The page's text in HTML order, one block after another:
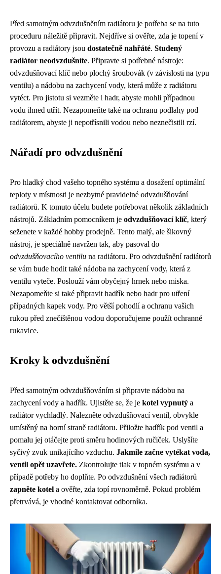
Před samotným odvzdušněním radiátoru je potřeba se na tuto
proceduru náležitě připravit. Nejdříve si ověřte, zda je topení v
provozu a radiátory jsou dostatečně nahřáté. Studený
radiátor neodvzdušníte. Připravte si potřebné nástroje:
odvzdušňovací klíč nebo plochý šroubovák (v závislosti na typu
ventilu) a nádobu na zachycení vody, která může z radiátoru
vytéct. Pro jistotu si vezměte i hadr, abyste mohli případnou
vodu ihned utřít. Nezapomeňte také na ochranu podlahy pod
radiátorem, abyste ji nepotřísnili vodou nebo neznečistili rzí.
Nářadí pro odvzdušnění
Pro hladký chod vašeho topného systému a dosažení optimální
teploty v místnosti je nezbytné pravidelné odvzdušňování
radiátorů. K tomuto účelu budete potřebovat několik základních
nástrojů. Základním pomocníkem je odvzdušňovací klíč, který
seženete v každé hobby prodejně. Tento malý, ale šikovný
nástroj, je speciálně navržen tak, aby pasoval do
odvzdušňovacího ventilu na radiátoru. Pro odvzdušnění radiátorů
se vám bude hodit také nádoba na zachycení vody, která z
ventilu vyteče. Poslouží vám obyčejný hrnek nebo miska.
Nezapomeňte si také připravit hadřík nebo hadr pro utření
případných kapek vody. Pro větší pohodlí a ochranu vašich
rukou před znečištěnou vodou doporučujeme použít ochranné
rukavice.
Kroky k odvzdušnění
Před samotným odvzdušňováním si připravte nádobu na
zachycení vody a hadřík. Ujistěte se, že je kotel vypnutý a
radiátor vychladlý. Nalezněte odvzdušňovací ventil, obvykle
umístěný na horní straně radiátoru. Přiložte hadřík pod ventil a
pomalu jej otáčejte proti směru hodinových ručiček. Uslyšíte
syčivý zvuk unikajícího vzduchu. Jakmile začne vytékat voda,
ventil opět uzavřete. Zkontrolujte tlak v topném systému a v
případě potřeby ho doplňte. Po odvzdušnění všech radiátorů
zapněte kotel a ověřte, zda topí rovnoměrně. Pokud problém
přetrvává, je vhodné kontaktovat odborníka.